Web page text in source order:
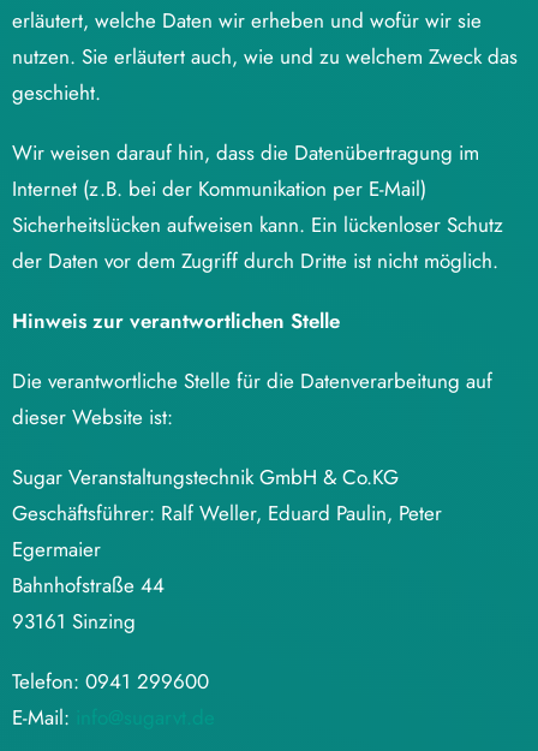
erläutert, welche Daten wir erheben und wofür wir sie
nutzen. Sie erläutert auch, wie und zu welchem Zweck das
geschieht.
Wir weisen darauf hin, dass die Datenübertragung im
Internet (z.B. bei der Kommunikation per E-Mail)
Sicherheitslücken aufweisen kann. Ein lückenloser Schutz
der Daten vor dem Zugriff durch Dritte ist nicht möglich.
Hinweis zur verantwortlichen Stelle
Die verantwortliche Stelle für die Datenverarbeitung auf
dieser Website ist:
Sugar Veranstaltungstechnik GmbH & Co.KG
Geschäftsführer: Ralf Weller, Eduard Paulin, Peter
Egermaier
Bahnhofstraße 44
93161 Sinzing
Telefon: 0941 299600
E-Mail: